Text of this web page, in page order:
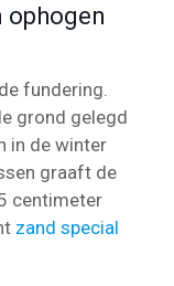
ophogen
fundering.
grond gelegd
in de winter
graaft de
centimeter
zand special